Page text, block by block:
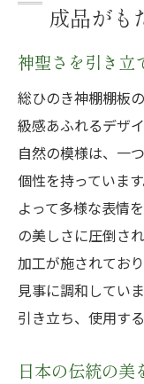
成品がも
神聖さを引き立
総ひのき神棚棚板
級感あふれるデザ
自然の模様は、一
個性を持っていま
よって多様な表情
の美しさに圧倒さ
加工が施されてお
見事に調和してい
引き立ち、使用す
日本の伝統の美